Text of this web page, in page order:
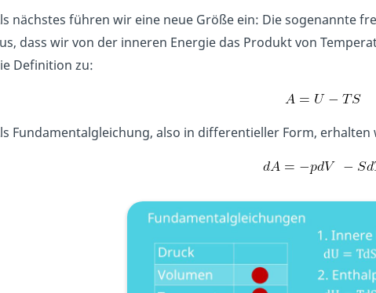
nächstes führen wir eine neue Größe ein: Die sogenannte
dass wir von der inneren Energie das Produkt von
Definition zu:
Fundamentalgleichung, also in differentieller Form, erhalten